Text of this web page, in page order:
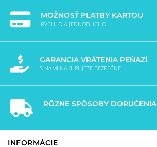
MOŽNOSŤ PLATBY KARTOU
RÝCHLO A JEDNODUCHO
GARANCIA VRÁTENIA PEŇAZÍ
S NAMI NAKUPUJETE BEZPEČNE
RÔZNE SPÔSOBY DORUČENIA
INFORMÁCIE